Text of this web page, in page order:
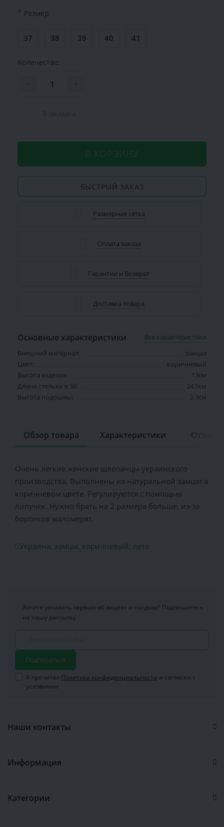
* Размер
37 38 39 40 41
Количество:
- +
В КОРЗИНУ
БЫСТРЫЙ ЗАКАЗ
Размерная сетка
Оплата заказа
Гарантии и Возврат
Доставка товара
Основные характеристики
Все характеристики
Внешний материал:
замша
Цвет:
коричневый
Высота изделия:
13см
Длина стельки в 38:
24,5см
Высота подошвы:
2-3см
Обзор товара Характеристики
Очень лёгкие женские шлёпанцы украинского
производства. Выполнены из натуральной замши в
коричневом цвете. Регулируются с помощью
липучек. Нужно брать на 2 размера больше, из-за
бортиков маломерят.
Украина, замша, коричневый, лето
Хотите узнавать первым об акциях и скидках? Подпишитесь
на нашу рассылку
Подписаться
Я прочитал Политика конфиденциальности и согласен с
условиями
Наши контакты
Информация
Категории